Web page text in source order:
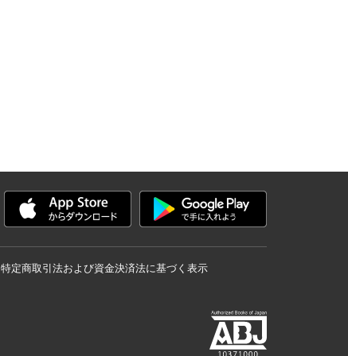
特定商取引法および資金決済法に基づく表示